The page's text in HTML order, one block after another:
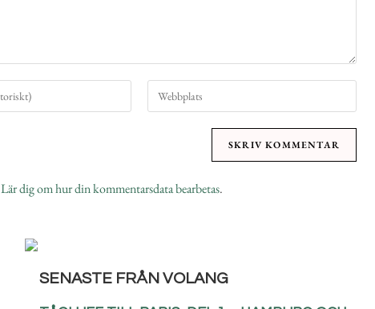
Lär dig om hur din kommentarsdata bearbetas.
SENASTE FRÅN VOLANG